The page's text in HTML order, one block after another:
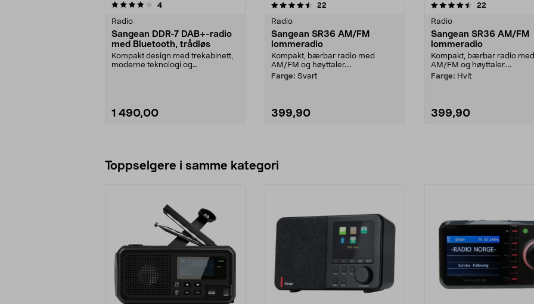
4anmeldelser
Radio
Sangean DDR-7 DAB+-radio
med Bluetooth, trådløs
Kompakt design med trekabinett,
moderne teknologi og
1 490,00
4.5av 5 stjerner 22
Radio
Sangean SR36 AM/FM
lommeradio
Kompakt, bærbar radio med
AM/FM og høyttaler....
Farge: Svart
399,90
4.5av 5 stjerner 22
Radio
Sangean SR36 AM/FM
lommeradio
Kompakt, bærbar radio med
AM/FM og høyttaler....
Farge: Hvit
399,90
Toppselgere i samme kategori